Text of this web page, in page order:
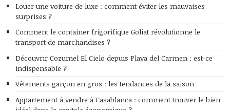
Louer une voiture de luxe : comment éviter les mauvaises
surprises ?
Comment le container frigorifique Goliat révolutionne le
transport de marchandises ?
Découvrir Cozumel El Cielo depuis Playa del Carmen : est-ce
indispensable ?
Vêtements garçon en gros : les tendances de la saison
Appartement à vendre à Casablanca : comment trouver le bien